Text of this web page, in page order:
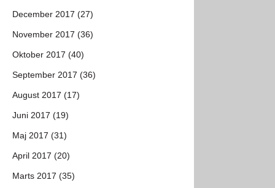
December 2017 (27)
November 2017 (36)
Oktober 2017 (40)
September 2017 (36)
August 2017 (17)
Juni 2017 (19)
Maj 2017 (31)
April 2017 (20)
Marts 2017 (35)